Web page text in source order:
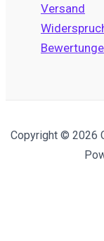
Versand
Copyright © 2026